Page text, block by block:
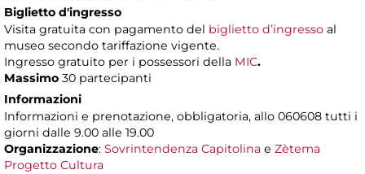
Biglietto d'ingresso
Visita gratuita con pagamento del biglietto d’ingresso al
museo secondo tariffazione vigente.
Ingresso gratuito per i possessori della MIC.
Massimo 30 partecipanti
Informazioni
Informazioni e prenotazione, obbligatoria, allo 060608 tutti i
giorni dalle 9.00 alle 19.00
Organizzazione: Sovrintendenza Capitolina e Zètema
Progetto Cultura